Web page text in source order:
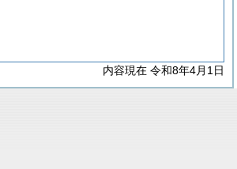
内容現在 令和8年4月1日